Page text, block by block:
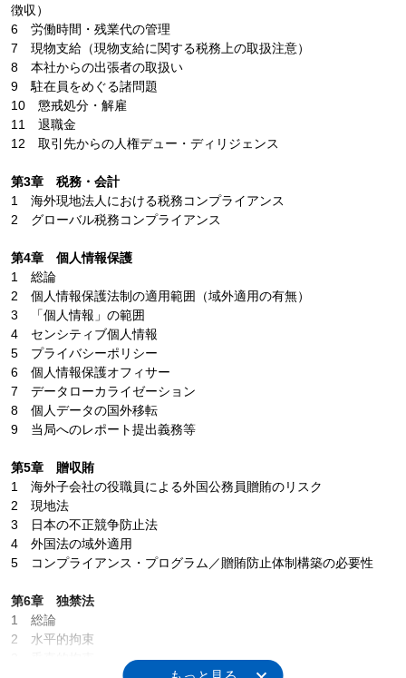
徴収）
6 労働時間・残業代の管理
7 現物支給（現物支給に関する税務上の取扱注意）
8 本社からの出張者の取扱い
9 駐在員をめぐる諸問題
10 懲戒処分・解雇
11 退職金
12 取引先からの人権デュー・ディリジェンス
第3章 税務・会計
1 海外現地法人における税務コンプライアンス
2 グローバル税務コンプライアンス
第4章 個人情報保護
1 総論
2 個人情報保護法制の適用範囲（域外適用の有無）
3 「個人情報」の範囲
4 センシティブ個人情報
5 プライバシーポリシー
6 個人情報保護オフィサー
7 データローカライゼーション
8 個人データの国外移転
9 当局へのレポート提出義務等
第5章 贈収賄
1 海外子会社の役職員による外国公務員贈賄のリスク
2 現地法
3 日本の不正競争防止法
4 外国法の域外適用
5 コンプライアンス・プログラム／贈賄防止体制構築の必要性
第6章 独禁法
1 総論
2 水平的拘束